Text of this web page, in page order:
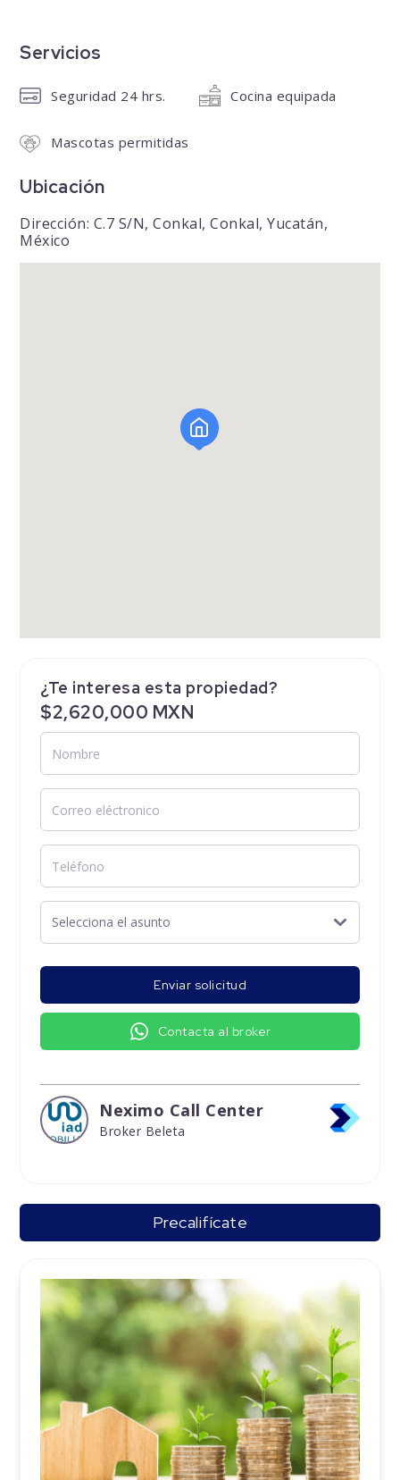
¿Te interesa esta propiedad?
$2,620,000 MXN
Enviar solicitud
Contacta al broker
Neximo Call Center
Broker Beleta
Precalifícate
Servicios
Seguridad 24 hrs. Cocina equipada
Mascotas permitidas
Ubicación
Dirección: C.7 S/N, Conkal, Conkal, Yucatán,
México